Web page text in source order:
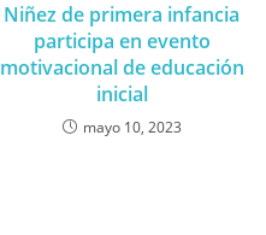
Niñez de primera infancia
participa en evento
motivacional de educación
inicial
mayo 10, 2023